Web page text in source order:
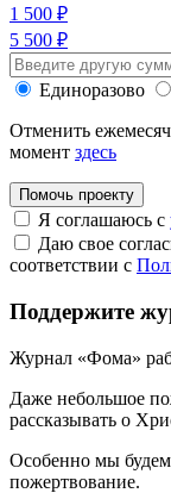
1 500 ₽
5 500 ₽
Единоразово
Отменить
момент здесь
Помочь проекту
Я соглашаюсь с
Даю свое
соответствии с
Поддержите
Журнал «Фома»
Даже небольшое
рассказывать о
Особенно мы
пожертвование.